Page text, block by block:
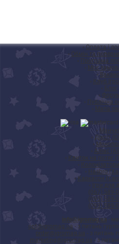
◦Оплата і
◦ Обмін та
Програма
Моє
◦
Клуб
Блог
◦
Публічна
Мапа
◦
◦ Діксіт
◦
Аліас
Квиток на потяг
Hasbro
◦ Каркасон
Ігри для
(067) 589-
(095) 589-
(093) 589-
info@igromag.ua-
opt@igromag.ua - з питань
order@igromag.ua - з питань
marketing@igromag.ua - з